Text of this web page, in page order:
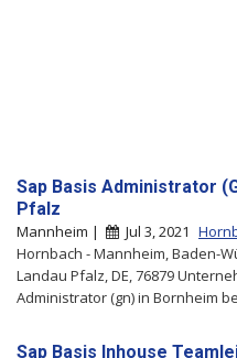
Sap Basis Administrator
Pfalz
Mannheim | Jul 3, 2021
Hornbach - Mannheim, Baden-
Landau Pfalz, DE, 76879
Administrator (gn) in Bornheim
Sap Basis Inhouse